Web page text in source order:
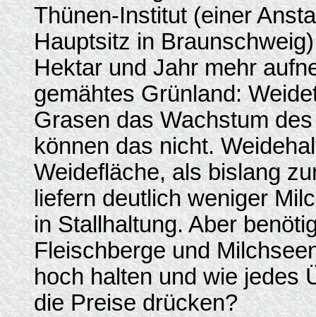
Thünen-Institut (einer
Hauptsitz in
Hektar und Jahr mehr
gemähtes Grünland:
Grasen das Wachstum
können das nicht.
Weidefläche, als bislang
liefern deutlich weniger
in Stallhaltung. Aber
Fleischberge und
hoch halten und wie jedes
die Preise drücken?